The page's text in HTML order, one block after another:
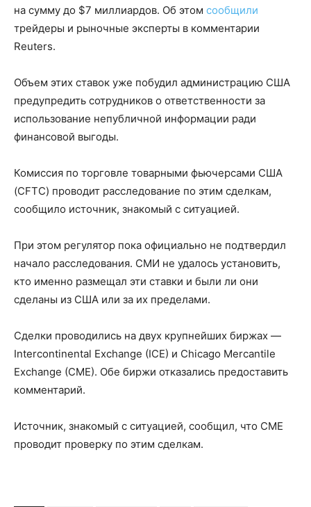
на сумму до $7 миллиардов. Об этом сообщили
трейдеры и рыночные эксперты в комментарии
Reuters.
Объем этих ставок уже побудил администрацию США
предупредить сотрудников о ответственности за
использование непубличной информации ради
финансовой выгоды.
‌Комиссия по торговле товарными фьючерсами США
(CFTC) проводит расследование по этим сделкам,
сообщило источник, знакомый с ситуацией.
При этом регулятор пока официально не подтвердил
начало расследования. СМИ не удалось установить,
кто именно размещал эти ставки и были ли они
сделаны из США или за их пределами.
Сделки проводились на двух крупнейших биржах —
Intercontinental Exchange (ICE) и Chicago Mercantile
Exchange (CME). Обе ⁠биржи отказались предоставить
комментарий.
Источник, знакомый с ситуацией, сообщил, что CME
‌проводит проверку по этим сделкам.